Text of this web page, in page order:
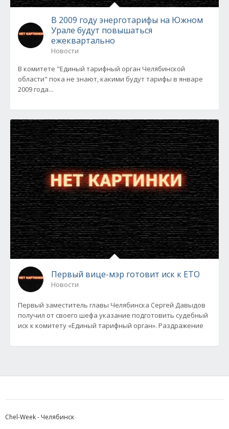
В 2009 году энерготарифы на Южном
Урале будут повышаться
ежеквартально
Новости
В комитете "Единый тарифный орган Челябинской
области" пока не знают, какими будут тарифы в январе
2009 года...
Первый вице-мэр готовит иск к ЕТО
Новости
Первый заместитель главы Челябинска Сергей Давыдов
получил от своего шефа указание подготовить судебный
иск к комитету «Единый тарифный орган». Раздражение
Chel-Week - Челябинск